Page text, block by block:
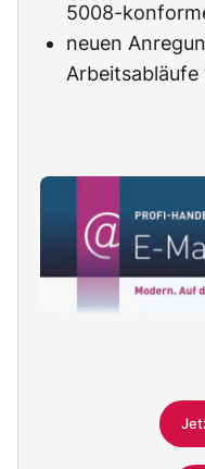
5008-
neuen